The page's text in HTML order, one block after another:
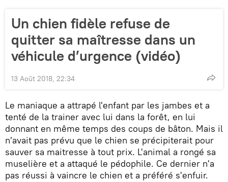
Un chien fidèle refuse de
quitter sa maîtresse dans un
véhicule d’urgence (vidéo)
13 Août 2018, 22:34
Le maniaque a attrapé l'enfant par les jambes et a
tenté de la trainer avec lui dans la forêt, en lui
donnant en même temps des coups de bâton. Mais il
n'avait pas prévu que le chien se précipiterait pour
sauver sa maitresse à tout prix. L'animal a rongé sa
muselière et a attaqué le pédophile. Ce dernier n'a
pas réussi à vaincre le chien et a préféré s'enfuir.